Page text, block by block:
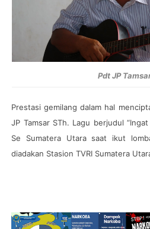
Pdt JP
Prestasi gemilang dalam hal
JP Tamsar STh. Lagu berjudul
Se Sumatera Utara saat ikut
diadakan Stasion TVRI Sumatera